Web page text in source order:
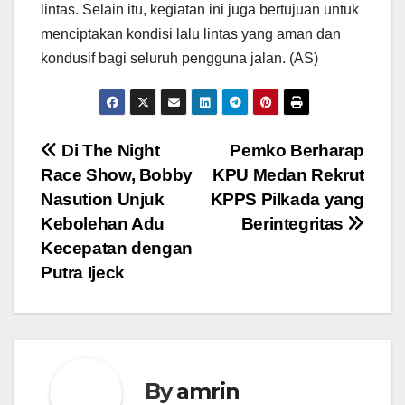
lintas. Selain itu, kegiatan ini juga bertujuan untuk
menciptakan kondisi lalu lintas yang aman dan
kondusif bagi seluruh pengguna jalan. (AS)
Navigasi
pos
Pemko Berharap
KPU Medan Rekrut
KPPS Pilkada yang
Berintegritas
Di The Night
Race Show, Bobby
Nasution Unjuk
Kebolehan Adu
Kecepatan dengan
Putra Ijeck
Byamrin